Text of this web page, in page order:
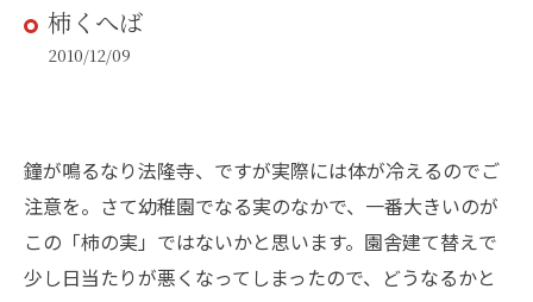
柿くへば
2010/12/09
鐘が鳴るなり法隆寺、ですが実際には体が冷えるのでご
注意を。さて幼稚園でなる実のなかで、一番大きいのが
この「柿の実」ではないかと思います。園舎建て替えで
少し日当たりが悪くなってしまったので、どうなるかと